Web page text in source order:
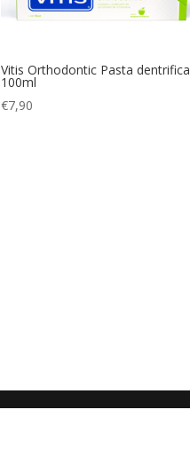
Vitis Orthodontic Pasta dentrifica
100ml
€7,90